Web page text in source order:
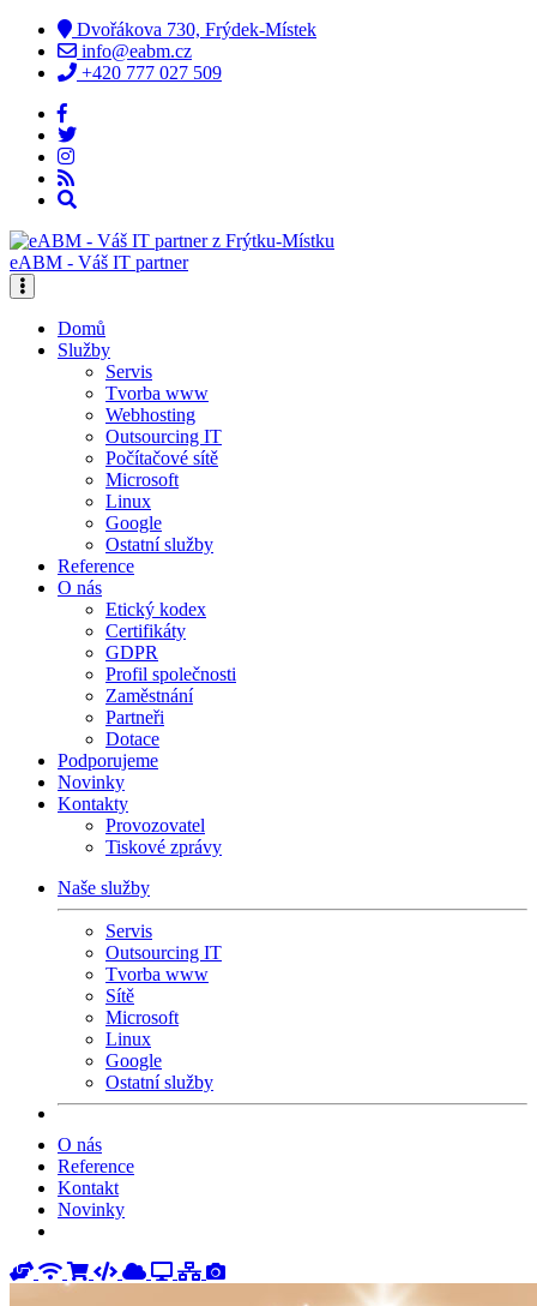
Dvořákova 730, Frýdek-Místek
info@eabm.cz
+420 777 027 509
eABM - Váš IT partner
Domů
Služby
Servis
Tvorba www
Webhosting
Outsourcing IT
Počítačové sítě
Microsoft
Linux
Google
Ostatní služby
Reference
O nás
Etický kodex
Certifikáty
GDPR
Profil společnosti
Zaměstnání
Partneři
Dotace
Podporujeme
Novinky
Kontakty
Provozovatel
Tiskové zprávy
Naše služby
Servis
Outsourcing IT
Tvorba www
Sítě
Microsoft
Linux
Google
Ostatní služby
O nás
Reference
Kontakt
Novinky